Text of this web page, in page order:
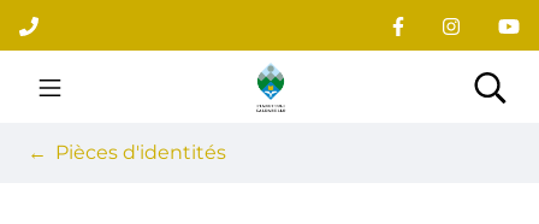
Aller
au
contenu
Site officiel du village
Pièces d'identités